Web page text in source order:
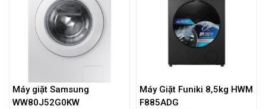
Máy giặt Samsung
WW80J52G0KW
Máy Giặt Funiki 8,5kg HWM
F885ADG